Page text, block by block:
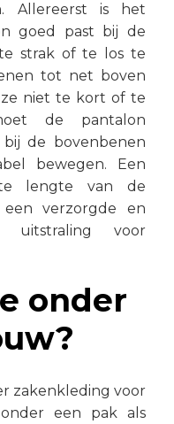
Allereerst is het
goed past bij de
strak of te los te
tot net boven
niet te kort of te
de pantalon
de bovenbenen
bewegen. Een
lengte van de
verzorgde en
uitstraling voor
onder
zakenkleding voor
een pak als